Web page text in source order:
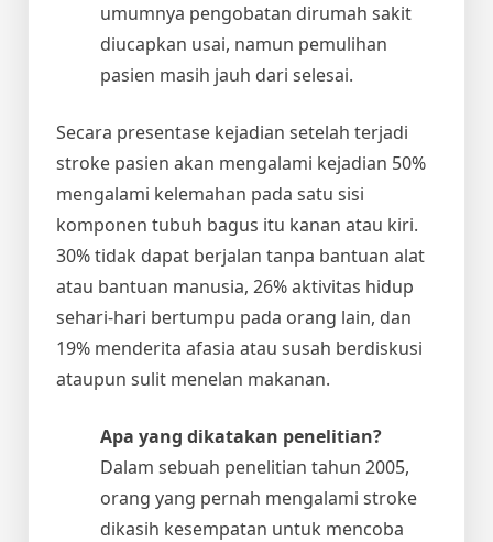
umumnya pengobatan dirumah sakit
diucapkan usai, namun pemulihan
pasien masih jauh dari selesai.
Secara presentase kejadian setelah terjadi
stroke pasien akan mengalami kejadian 50%
mengalami kelemahan pada satu sisi
komponen tubuh bagus itu kanan atau kiri.
30% tidak dapat berjalan tanpa bantuan alat
atau bantuan manusia, 26% aktivitas hidup
sehari-hari bertumpu pada orang lain, dan
19% menderita afasia atau susah berdiskusi
ataupun sulit menelan makanan.
Apa yang dikatakan penelitian?
Dalam sebuah penelitian tahun 2005,
orang yang pernah mengalami stroke
dikasih kesempatan untuk mencoba